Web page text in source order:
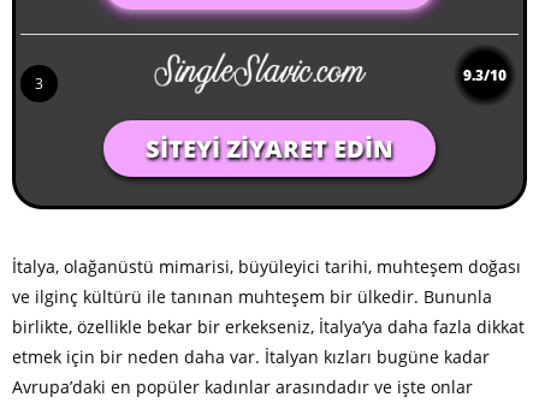
3 9.3/10
SITEYI ZIYARET EDIN
İtalya, olağanüstü mimarisi, büyüleyici tarihi, muhteşem doğası
ve ilginç kültürü ile tanınan muhteşem bir ülkedir. Bununla
birlikte, özellikle bekar bir erkekseniz, İtalya’ya daha fazla dikkat
etmek için bir neden daha var. İtalyan kızları bugüne kadar
Avrupa’daki en popüler kadınlar arasındadır ve işte onlar